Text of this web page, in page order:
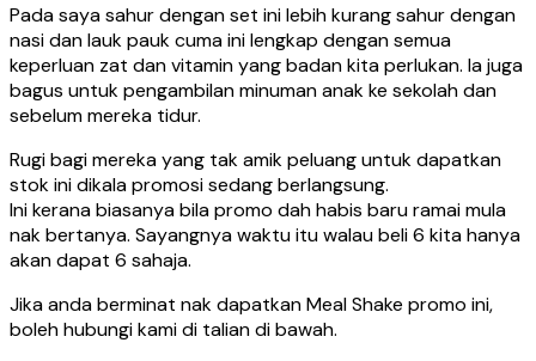
Pada saya sahur dengan set ini lebih kurang sahur dengan
nasi dan lauk pauk cuma ini lengkap dengan semua
keperluan zat dan vitamin yang badan kita perlukan. Ia juga
bagus untuk pengambilan minuman anak ke sekolah dan
sebelum mereka tidur.
Rugi bagi mereka yang tak amik peluang untuk dapatkan
stok ini dikala promosi sedang berlangsung.
Ini kerana biasanya bila promo dah habis baru ramai mula
nak bertanya. Sayangnya waktu itu walau beli 6 kita hanya
akan dapat 6 sahaja.
Jika anda berminat nak dapatkan Meal Shake promo ini,
boleh hubungi kami di talian di bawah.